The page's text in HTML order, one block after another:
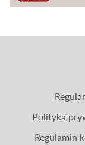
Polityka
Regulamin